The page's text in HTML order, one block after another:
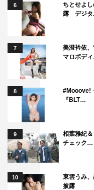
6
ちとせよ
露 デジ
7
美澄衿依
マロボデ
8
#Mooove!
『BLT…
9
相葉雅紀
チェック…
10
東雲うみ
披露